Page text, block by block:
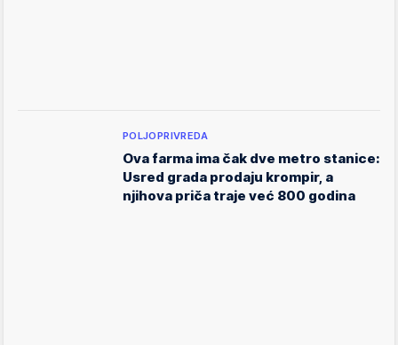
POLJOPRIVREDA
Ova farma ima čak dve metro stanice:
Usred grada prodaju krompir, a
njihova priča traje već 800 godina